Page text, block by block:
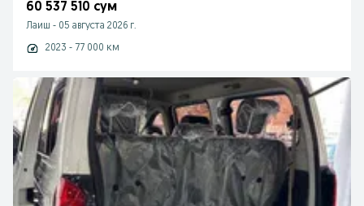
60 537 510 сум
Лаиш - 05 августа 2026 г.
2023 - 77 000 км